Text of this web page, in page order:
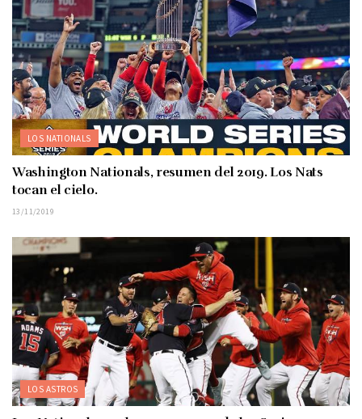
LOS NATIONALS
Washington Nationals, resumen del 2019. Los Nats
tocan el cielo.
13/11/2019
LOS ASTROS